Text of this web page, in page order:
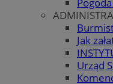
Jak
Urząd